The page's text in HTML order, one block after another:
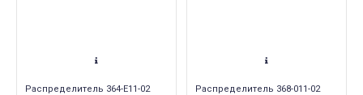
Распределитель 364-E11-02 Распределитель 368-011-02